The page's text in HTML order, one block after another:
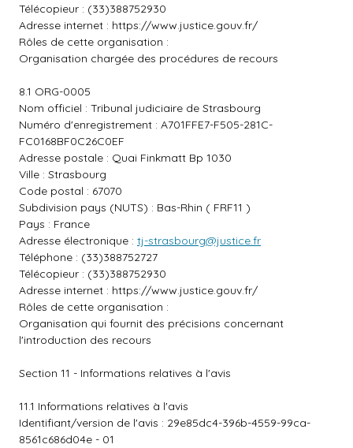
Télécopieur : (33)388752930
Adresse internet : https://www.justice.gouv.fr/
Rôles de cette organisation :
Organisation chargée des procédures de recours
8.1 ORG-0005
Nom officiel : Tribunal judiciaire de Strasbourg
Numéro d'enregistrement : A701FFE7-F505-281C-
FC0168BF0C26C0EF
Adresse postale : Quai Finkmatt Bp 1030
Ville : Strasbourg
Code postal : 67070
Subdivision pays (NUTS) : Bas-Rhin ( FRF11 )
Pays : France
Adresse électronique : tj-strasbourg@justice.fr
Téléphone : (33)388752727
Télécopieur : (33)388752930
Adresse internet : https://www.justice.gouv.fr/
Rôles de cette organisation :
Organisation qui fournit des précisions concernant
l'introduction des recours
Section 11 - Informations relatives à l'avis
11.1 Informations relatives à l'avis
Identifiant/version de l'avis : 29e85dc4-396b-4559-99ca-
8561c686d04e - 01